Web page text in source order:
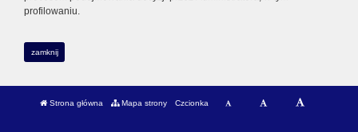
profilowaniu.
zamknij
Strona główna Mapa strony Czcionka